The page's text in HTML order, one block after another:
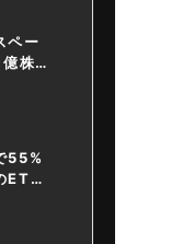
ペー
株の
BTC
55%
ET